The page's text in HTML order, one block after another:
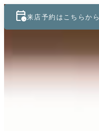
keyboard_control_key
calendar_clock来店予約はこちらから